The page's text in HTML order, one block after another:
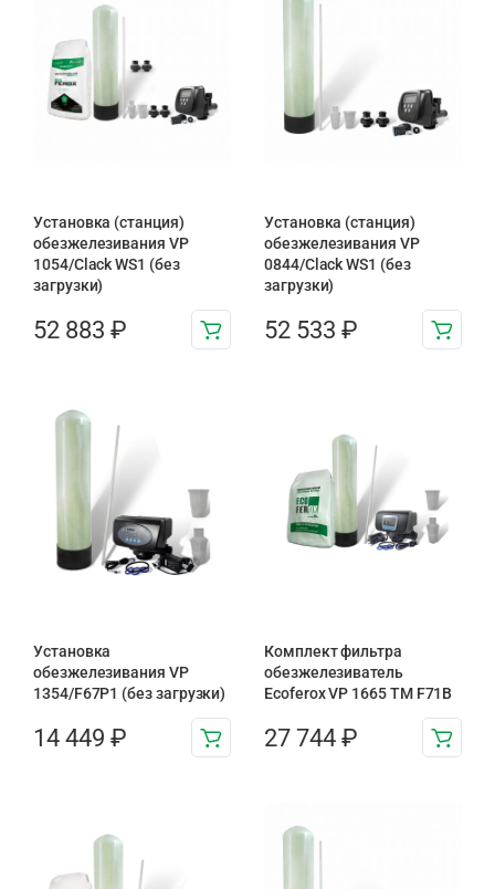
Установка (станция)
обезжелезивания VP
1054/Clack WS1 (без
загрузки)
52 883 ₽
Установка (станция)
обезжелезивания VP
0844/Clack WS1 (без
загрузки)
52 533 ₽
Установка
обезжелезивания VP
1354/F67P1 (без загрузки)
14 449 ₽
Комплект фильтра
обезжелезиватель
Ecoferox VP 1665 TM F71B
27 744 ₽